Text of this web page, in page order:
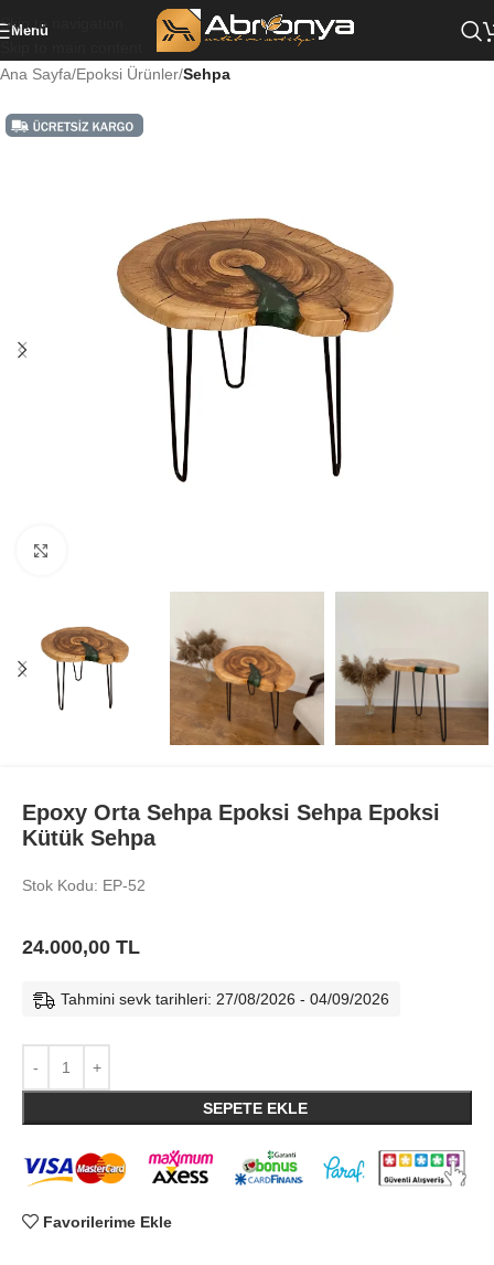
Skip to navigation
Menü
Ana Sayfa Epoksi Ürünler Sehpa
Epoxy Orta Sehpa Epoksi Sehpa Epoksi
Kütük Sehpa
Stok Kodu: EP-52
24.000,00 TL
Tahmini sevk tarihleri: 27/08/2026 - 04/09/2026
SEPETE EKLE
Favorilerime Ekle